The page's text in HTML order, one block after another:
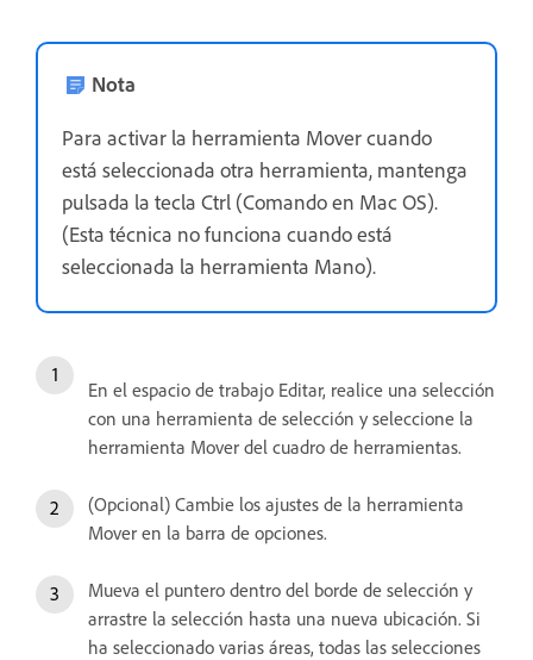
Nota
Para activar la herramienta Mover cuando
está seleccionada otra herramienta, mantenga
pulsada la tecla Ctrl (Comando en Mac OS).
(Esta técnica no funciona cuando está
seleccionada la herramienta Mano).
En el espacio de trabajo Editar, realice una selección
con una herramienta de selección y seleccione la
herramienta Mover del cuadro de herramientas.
(Opcional) Cambie los ajustes de la herramienta
Mover en la barra de opciones.
Mueva el puntero dentro del borde de selección y
arrastre la selección hasta una nueva ubicación. Si
ha seleccionado varias áreas, todas las selecciones